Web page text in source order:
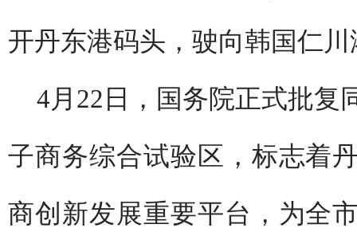
开丹东港码头，驶向韩国仁川
4月22日，国务院正式批复
子商务综合试验区，标志着
商创新发展重要平台，为全